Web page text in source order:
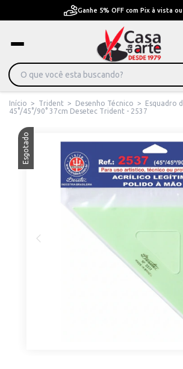
Ganhe 5% OFF com Pix à vista
Início > Trident > Desenho Técnico >
Esquadro
45°/45°/90° 37cm Desetec Trident - 2537
Esgotado